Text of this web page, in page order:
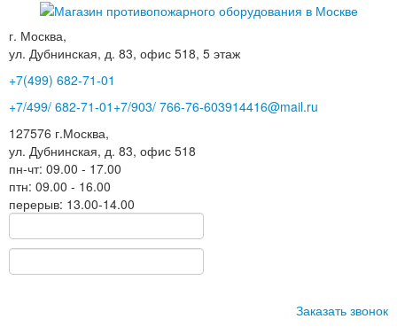
г. Москва,
ул. Дубнинская, д. 83, офис 518, 5 этаж
+7(499) 682-71-01
+7/499/ 682-71-01 +7/903/ 766-76-603914416@mail.ru
127576 г.Москва,
ул. Дубнинская, д. 83, офис 518
пн-чт: 09.00 - 17.00
птн: 09.00 - 16.00
перерыв: 13.00-14.00
Заказать звонок